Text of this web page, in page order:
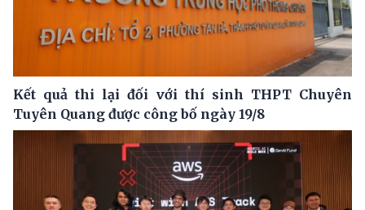
Kết quả thi lại đối với thí sinh THPT Chuyên
Tuyên Quang được công bố ngày 19/8